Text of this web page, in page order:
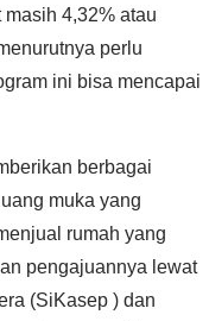
4,32% atau
perlu
ini bisa mencapai
berbagai
muka yang
rumah yang
pengajuannya lewat
(SiKasep ) dan